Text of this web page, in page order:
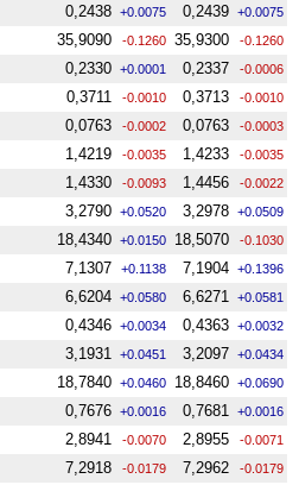
0,2438 +0.0075 0,2439 +0.0075
35,9090 -0.1260 35,9300 -0.1260
0,2330 +0.0001 0,2337 -0.0006
0,3711 -0.0010 0,3713 -0.0010
0,0763 -0.0002 0,0763 -0.0003
1,4219 -0.0035 1,4233 -0.0035
1,4330 -0.0093 1,4456 -0.0022
3,2790 +0.0520 3,2978 +0.0509
18,4340 +0.0150 18,5070 -0.1030
7,1307 +0.1138 7,1904 +0.1396
6,6204 +0.0580 6,6271 +0.0581
0,4346 +0.0034 0,4363 +0.0032
3,1931 +0.0451 3,2097 +0.0434
18,7840 +0.0460 18,8460 +0.0690
0,7676 +0.0016 0,7681 +0.0016
2,8941 -0.0070 2,8955 -0.0071
7,2918 -0.0179 7,2962 -0.0179